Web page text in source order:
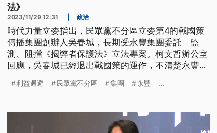
法》
2023/11/29 12:31 政治
時代力量立委指出，民眾黨不分區立委第4的戰國策
傳播集團創辦人吳春城，長期受永豐集團委託，監
測、阻擋《揭弊者保護法》立法專案。柯文哲辦公室
回應，吳春城已經退出戰國策的運作，不清楚永豐金
利益迴避 民眾黨不分區 集團 永豐 ...